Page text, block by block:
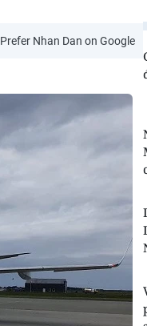
Prefer Nhan Dan on Google